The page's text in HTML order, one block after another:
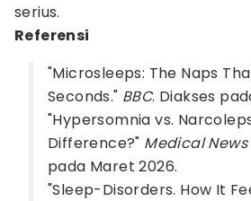
serius.
Referensi
"Microsleeps: The Naps
Seconds." BBC. Diakses
"Hypersomnia vs.
Difference?" Medical
pada Maret 2026.
"Sleep-Disorders. How It